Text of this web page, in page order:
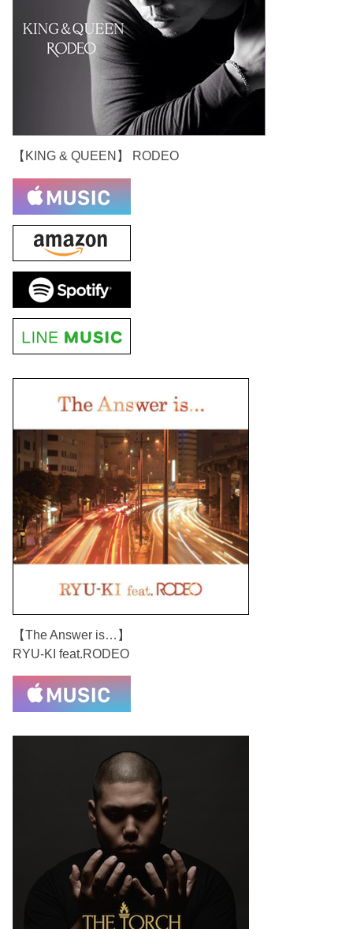
【KING & QUEEN】 RODEO
【The Answer is…】
RYU-KI feat.RODEO